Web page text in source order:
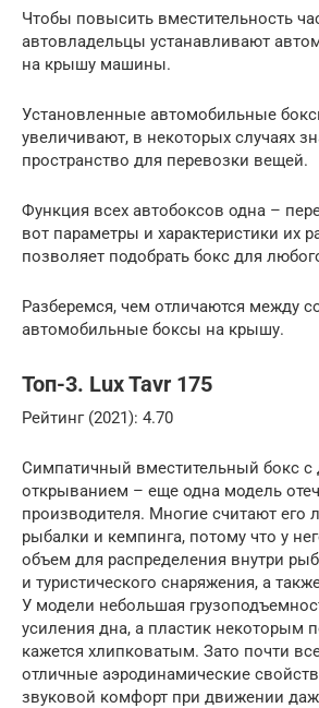
Чтобы повысить вместительность
автовладельцы устанавливают
на крышу машины.
Установленные автомобильные
увеличивают, в некоторых случаях
пространство для перевозки вещей.
Функция всех автобоксов одна –
вот параметры и характеристики их
позволяет подобрать бокс для
Разберемся, чем отличаются между
автомобильные боксы на крышу.
Топ-3. Lux Tavr 175
Рейтинг (2021): 4.70
Симпатичный вместительный бокс с
открыванием – еще одна модель
производителя. Многие считают его
рыбалки и кемпинга, потому что у
объем для распределения внутри
и туристического снаряжения, а
У модели небольшая
усиления дна, а пластик некоторым
кажется хлипковатым. Зато почти
отличные аэродинамические
звуковой комфорт при движении